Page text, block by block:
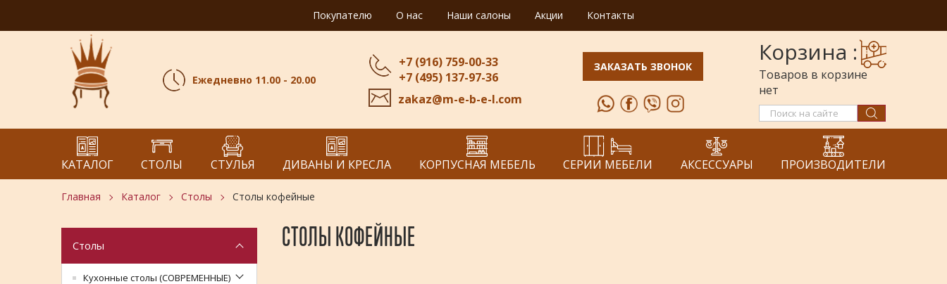
Покупателю О нас Наши салоны Акции Контакты
Ежедневно 11.00 - 20.00
+7 (916) 759-00-33
+7 (495) 137-97-36
zakaz@m-e-b-e-l.com
ЗАКАЗАТЬ ЗВОНОК
ПРОИЗВОДИТЕЛИ
АКСЕССУАРЫ
СЕРИИ МЕБЕЛИ
КОРПУСНАЯ МЕБЕЛЬ
ДИВАНЫ И КРЕСЛА
СТУЛЬЯ
СТОЛЫ
КАТАЛОГ
Главная Каталог Столы Столы кофейные
СТОЛЫ КОФЕЙНЫЕ
Столы
Кухонные столы (СОВРЕМЕННЫЕ)